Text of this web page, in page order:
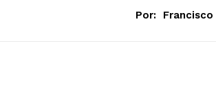
Por: Francisco